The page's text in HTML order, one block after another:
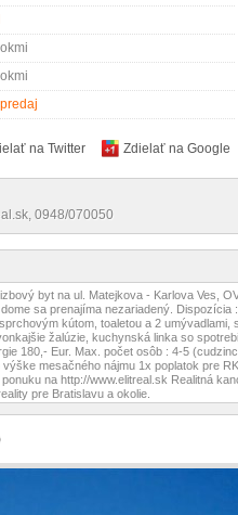
na Twitter Zdielať na Google
0948/070050
byt na ul. Matejkova - Karlova Ves,
sa prenajíma nezariadený.
kútom, toaletou a 2
žalúzie, kuchynská linka so
180,- Eur. Max. počet osôb : 4-5
mesačného nájmu 1x poplatok pre
na http://www.elitreal.sk Realitná
pre Bratislavu a okolie.